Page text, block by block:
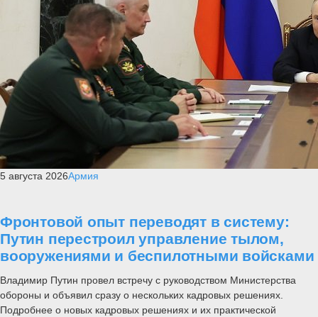
5 августа 2026Армия
Фронтовой опыт переводят в систему:
Путин перестроил управление тылом,
вооружениями и беспилотными войсками
Владимир Путин провел встречу с руководством Министерства
обороны и объявил сразу о нескольких кадровых решениях.
Подробнее о новых кадровых решениях и их практической